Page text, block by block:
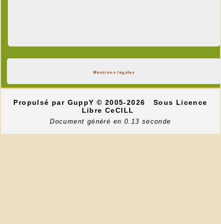
Mentions légales
Propulsé par GuppY© 2005-2026
Sous Licence
Libre CeCILL
Document généré en 0.13 seconde